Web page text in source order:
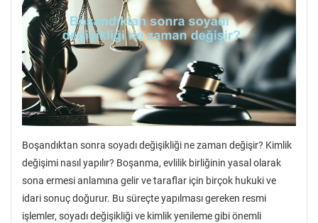
Boşandıktan sonra soyadı değişikliği ne zaman değişir? Kimlik
değişimi nasıl yapılır? Boşanma, evlilik birliğinin yasal olarak
sona ermesi anlamına gelir ve taraflar için birçok hukuki ve
idari sonuç doğurur. Bu süreçte yapılması gereken resmi
işlemler, soyadı değişikliği ve kimlik yenileme gibi önemli